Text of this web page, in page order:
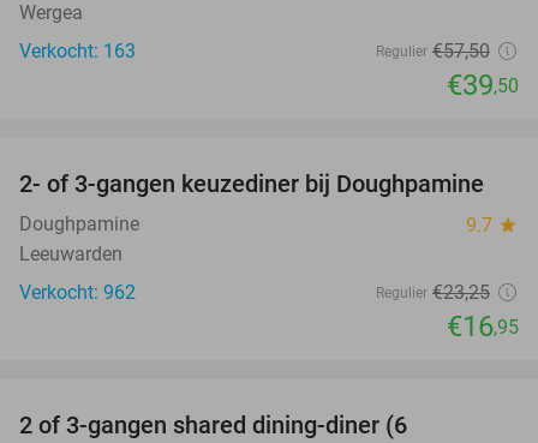
Wergea
Verkocht: 163
Regulier €57,50
€39,50
27%
2- of 3-gangen keuzediner bij Doughpamine
Doughpamine 9.7 star
Leeuwarden
Verkocht: 962
Regulier €23,25
€16,95
2 of 3-gangen shared dining-diner (6